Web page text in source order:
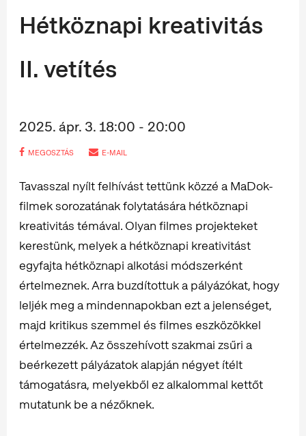
Hétköznapi kreativitás
II. vetítés
2025. ápr. 3. 18:00 - 20:00
MEGOSZTÁS E-MAIL
Tavasszal nyílt felhívást tettünk közzé a MaDok-
filmek sorozatának folytatására hétköznapi
kreativitás témával. Olyan filmes projekteket
kerestünk, melyek a hétköznapi kreativitást
egyfajta hétköznapi alkotási módszerként
értelmeznek. Arra buzdítottuk a pályázókat, hogy
leljék meg a mindennapokban ezt a jelenséget,
majd kritikus szemmel és filmes eszközökkel
értelmezzék. Az összehívott szakmai zsűri a
beérkezett pályázatok alapján négyet ítélt
támogatásra, melyekből ez alkalommal kettőt
mutatunk be a nézőknek.